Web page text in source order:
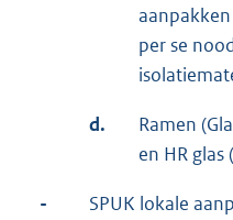
per se
d.
Ramen
en HR
-
SPUK lokale